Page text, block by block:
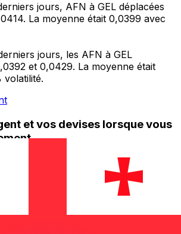
jours, AFN à GEL déplacées
La moyenne était 0,0399 avec
jours, les AFN à GEL
et 0,0429. La moyenne était
volatilité.
et vos devises lorsque vous
toutes les fonctionnalités
transferts d'argent internationaux
devises. Convertissez des devises,
de taux et transférez de